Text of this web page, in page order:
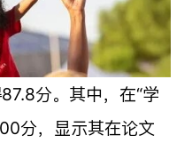
分。其中，在“学
分，显示其在论文